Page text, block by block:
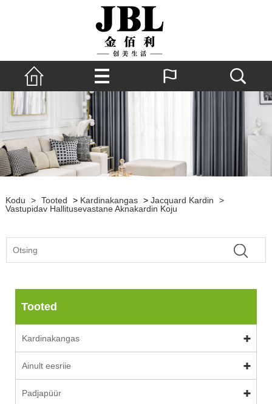
Kodu > Tooted > Kardinakangas > Jacquard Kardin
>
Vastupidav Hallitusevastane Aknakardin Koju
Tooted
Kardinakangas
Ainult eesriie
Padjapüür